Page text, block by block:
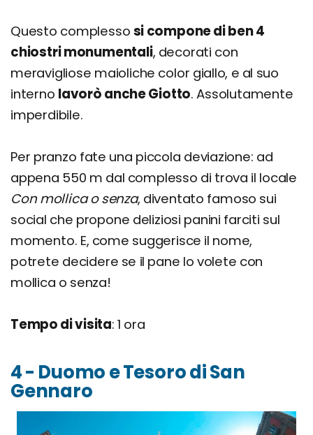
Questo complesso si compone di ben 4
chiostri monumentali, decorati con
meravigliose maioliche color giallo, e al suo
interno lavorò anche Giotto. Assolutamente
imperdibile.
Per pranzo fate una piccola deviazione: ad
appena 550 m dal complesso di trova il locale
Con mollica o senza, diventato famoso sui
social che propone deliziosi panini farciti sul
momento. E, come suggerisce il nome,
potrete decidere se il pane lo volete con
mollica o senza!
Tempo di visita: 1 ora
4 - Duomo e Tesoro di San
Gennaro